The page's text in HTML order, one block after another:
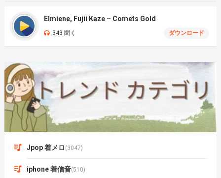
Elmiene, Fujii Kaze – Comets Gold
343 聞く ダウンロード
Jpop 着メロ (3047)
iphone 着信音(510)